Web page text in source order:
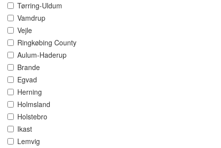
Tørring-Uldum
Vamdrup
Vejle
Ringkøbing County
Aulum-Haderup
Brande
Egvad
Herning
Holmsland
Holstebro
Ikast
Lemvig